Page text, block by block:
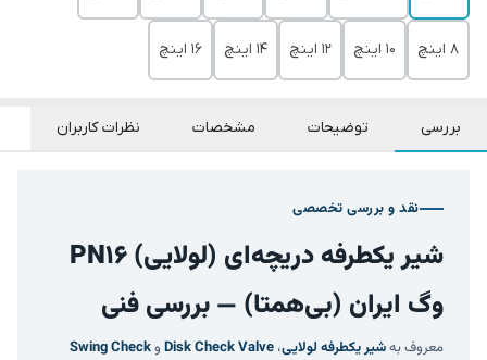
8 اینچ 10 اینچ 12 اینچ 14 اینچ 16 اینچ
بررسی توضیحات مشخصات نظرات کاربران
نقد و بررسی تخصصی
شیر یکطرفه دریچه‌ای (لولایی) PN16
وگ ایران (بی‌همتا) — بررسی فنی
معروف بهشیر یکطرفه لولایی، Disk Check Valve وSwing Check